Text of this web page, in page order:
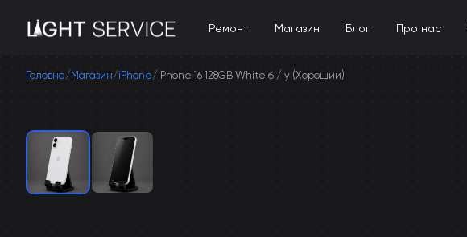
Ремонт Магазин Блог Про нас
Головна/ Магазин/iPhone/iPhone 16 128GB White б / у (Хороший)